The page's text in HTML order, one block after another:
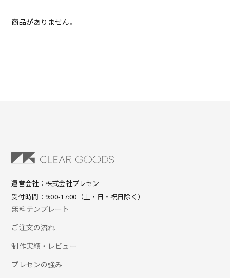
商品がありません。
運営会社：株式会社プレセン
受付時間：9:00-17:00（土・日・祝日除く）
無料テンプレート
ご注文の流れ
制作実績・レビュー
プレセンの強み